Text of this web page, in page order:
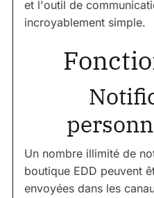
et l'outil de
incroyablement simple.
Un nombre illimité de
boutique EDD peuvent
envoyées dans les